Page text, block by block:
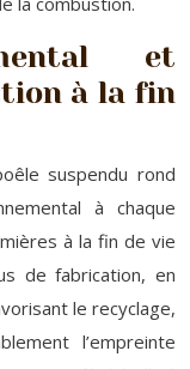
et
à la fin
suspendu rond
à chaque
à la fin de vie
de fabrication, en
le recyclage,
l’empreinte